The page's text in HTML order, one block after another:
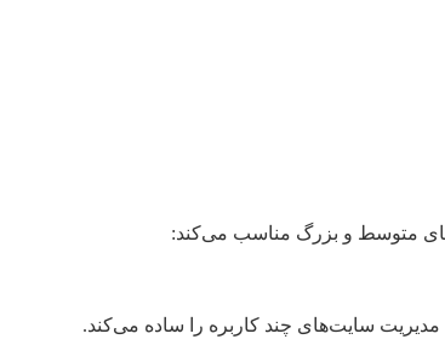
متوسط و بزرگ مناسب می‌کند:
سایت‌های چند کاربره را ساده می‌کند.